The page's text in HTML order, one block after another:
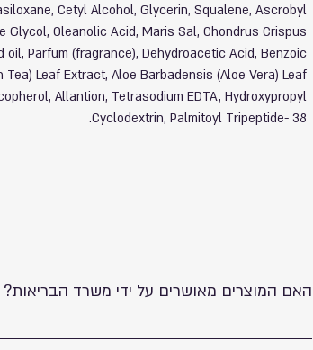
Cetyl Alcohol, Glycerin, Squalene, Ascrobyl
Oleanolic Acid, Maris Sal, Chondrus Crispus
oil, Parfum (fragrance), Dehydroacetic Acid, Benzoic
Leaf Extract, Aloe Barbadensis (Aloe Vera) Leaf
Allantion, Tetrasodium EDTA, Hydroxypropyl
Cyclodextrin, Palmitoyl Tripeptide- 38.
האם המוצרים מאושרים על ידי משרד הבריאות?
כן, כל המוצרים שלנו מאושרים על ידי משרד הבריאות.